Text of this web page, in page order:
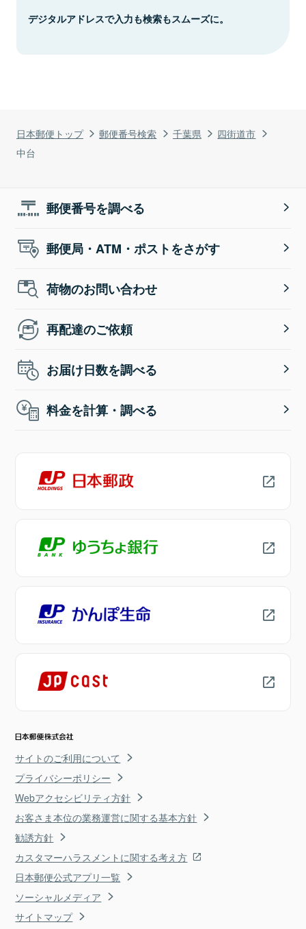
日本郵便トップ 郵便番号検索 千葉県
四街道市
中台
デジタルアドレスで入力も検索もスムーズに。
郵便番号を調べる
郵便局・ATM・ポストをさがす
荷物のお問い合わせ
再配達のご依頼
お届け日数を調べる
料金を計算・調べる
サイトのご利用について
プライバシーポリシー
Webアクセシビリティ方針
お客さま本位の業務運営に関する基本方針
勧誘方針
カスタマーハラスメントに関する考え方
日本郵便公式アプリ一覧
ソーシャルメディア
サイトマップ